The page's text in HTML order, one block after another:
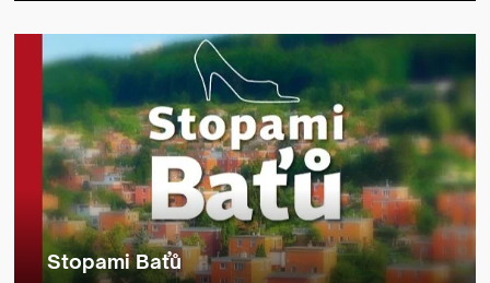
Stopami Baťů